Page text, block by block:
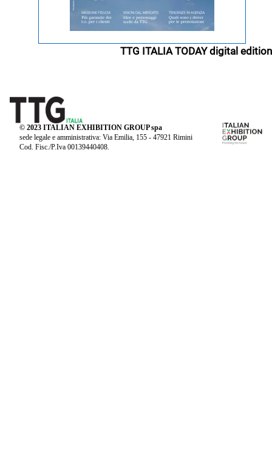
TTG ITALIA TODAY digital edition
© 2023 ITALIAN EXHIBITION GROUP spa
sede legale e amministrativa: Via Emilia, 155 - 47921 Rimini
Cod. Fisc./P.Iva 00139440408.